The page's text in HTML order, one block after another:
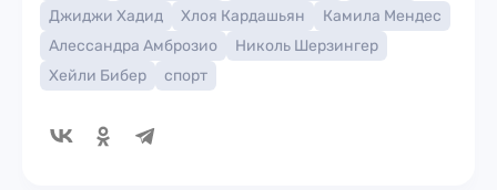
Джиджи Хадид Хлоя Кардашьян
Камила Мендес
Алессандра Амброзио
Николь Шерзингер
Хейли Бибер
спорт